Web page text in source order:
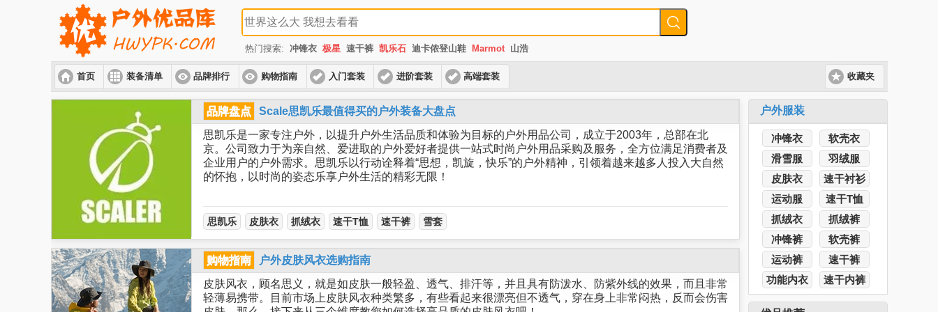
热门搜索: 冲锋衣 极星 速干裤 凯乐石 迪卡侬登山鞋 Marmot 山浩
首页 装备清单 品牌排行 购物指南 入门套装 进阶套装 高端套装 收藏夹
品牌盘点
Scale思凯乐最值得买的户外装备大盘点
思凯乐是一家专注户外，以提升户外生活品质和体验为目标的户外用品公司，成立于2003年，总部在北
京。公司致力于为亲自然、爱进取的户外爱好者提供一站式时尚户外用品采购及服务，全方位满足消费者及
企业用户的户外需求。思凯乐以行动诠释着“思想，凯旋，快乐”的户外精神，引领着越来越多人投入大自然
的怀抱，以时尚的姿态乐享户外生活的精彩无限！
思凯乐 皮肤衣 抓绒衣 速干T恤 速干裤 雪套
购物指南
户外皮肤风衣选购指南
皮肤风衣，顾名思义，就是如皮肤一般轻盈、透气、排汗等，并且具有防泼水、防紫外线的效果，而且非常
轻薄易携带。目前市场上皮肤风衣种类繁多，有些看起来很漂亮但不透气，穿在身上非常闷热，反而会伤害
户外服装
冲锋衣
软壳衣
滑雪服
羽绒服
皮肤衣
速干衬衫
运动服
速干T恤
抓绒衣
抓绒裤
冲锋裤
软壳裤
运动裤
速干裤
功能内衣
速干内裤